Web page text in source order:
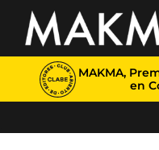
MAKMA,
en